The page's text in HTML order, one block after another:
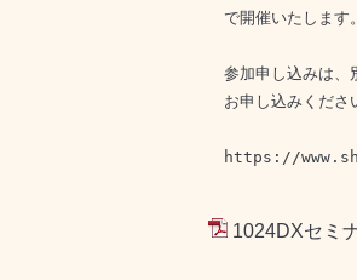
で開催いたします
参加申し込みは、
お申し込みくださ
https://
1024DXセミ